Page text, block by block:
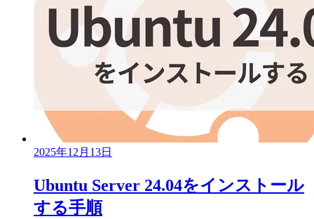
2025年12月13日
Ubuntu Server 24.04をインストール
する手順